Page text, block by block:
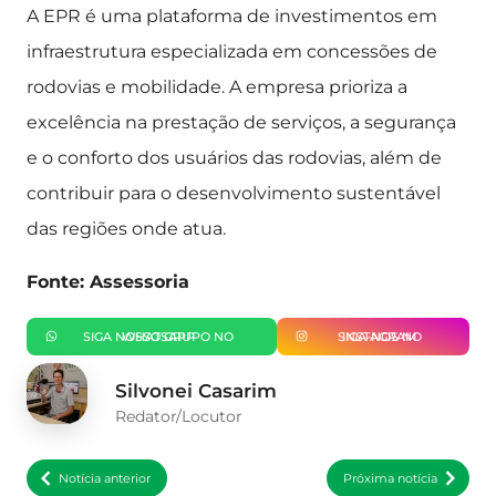
A EPR é uma plataforma de investimentos em
infraestrutura especializada em concessões de
rodovias e mobilidade. A empresa prioriza a
excelência na prestação de serviços, a segurança
e o conforto dos usuários das rodovias, além de
contribuir para o desenvolvimento sustentável
das regiões onde atua.
Fonte: Assessoria
SIGA NOSSO GRUPO NO WHATSAPP SIGA-NOS NO INSTAGRAM
Silvonei Casarim
Redator/Locutor
Notícia anterior Próxima notícia